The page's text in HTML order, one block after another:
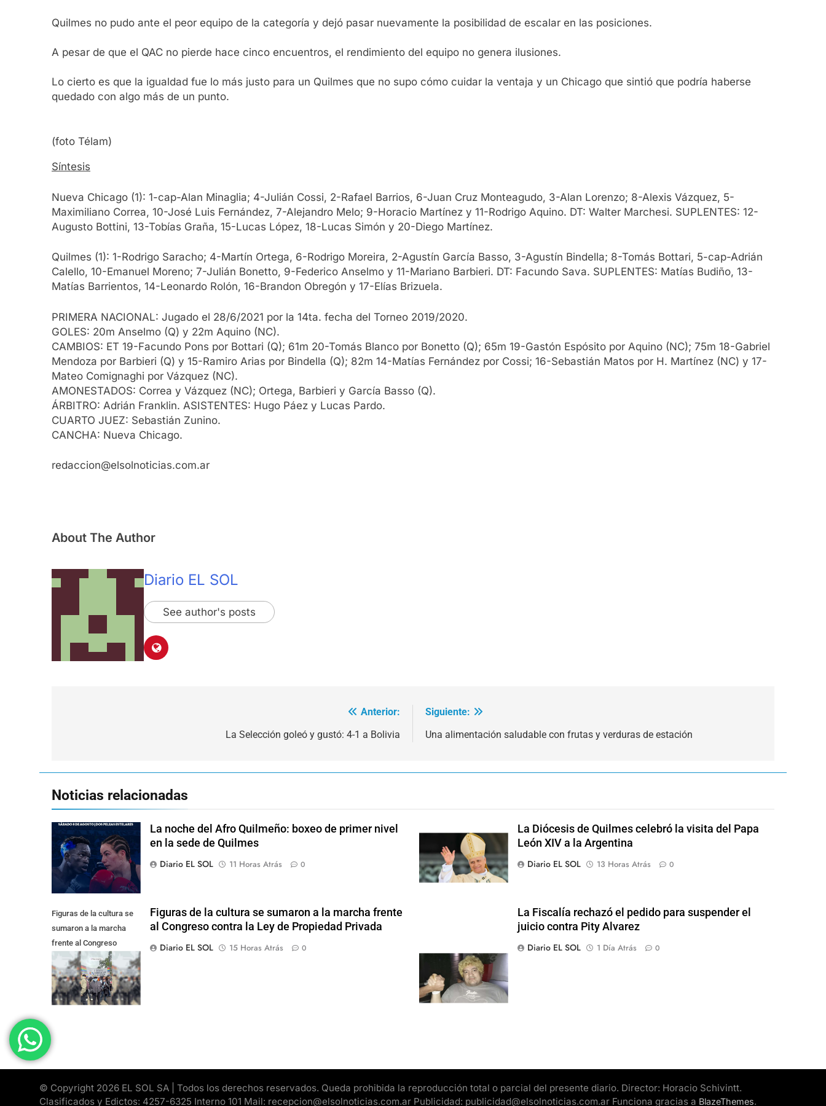
Quilmes no pudo ante el peor equipo de la categoría y dejó pasar nuevamente la posibilidad de escalar en las posiciones.
A pesar de que el QAC no pierde hace cinco encuentros, el rendimiento del equipo no genera ilusiones.
Lo cierto es que la igualdad fue lo más justo para un Quilmes que no supo cómo cuidar la ventaja y un Chicago que sintió que podría haberse
quedado con algo más de un punto.
(foto Télam)
Síntesis
Nueva Chicago (1): 1-cap-Alan Minaglia; 4-Julián Cossi, 2-Rafael Barrios, 6-Juan Cruz Monteagudo, 3-Alan Lorenzo; 8-Alexis Vázquez, 5-
Maximiliano Correa, 10-José Luis Fernández, 7-Alejandro Melo; 9-Horacio Martínez y 11-Rodrigo Aquino. DT: Walter Marchesi. SUPLENTES: 12-
Augusto Bottini, 13-Tobías Graña, 15-Lucas López, 18-Lucas Simón y 20-Diego Martínez.
Quilmes (1): 1-Rodrigo Saracho; 4-Martín Ortega, 6-Rodrigo Moreira, 2-Agustín García Basso, 3-Agustín Bindella; 8-Tomás Bottari, 5-cap-Adrián
Calello, 10-Emanuel Moreno; 7-Julián Bonetto, 9-Federico Anselmo y 11-Mariano Barbieri. DT: Facundo Sava. SUPLENTES: Matías Budiño, 13-
Matías Barrientos, 14-Leonardo Rolón, 16-Brandon Obregón y 17-Elías Brizuela.
PRIMERA NACIONAL: Jugado el 28/6/2021 por la 14ta. fecha del Torneo 2019/2020.
GOLES: 20m Anselmo (Q) y 22m Aquino (NC).
CAMBIOS: ET 19-Facundo Pons por Bottari (Q); 61m 20-Tomás Blanco por Bonetto (Q); 65m 19-Gastón Espósito por Aquino (NC); 75m 18-Gabriel
Mendoza por Barbieri (Q) y 15-Ramiro Arias por Bindella (Q); 82m 14-Matías Fernández por Cossi; 16-Sebastián Matos por H. Martínez (NC) y 17-
Mateo Comignaghi por Vázquez (NC).
AMONESTADOS: Correa y Vázquez (NC); Ortega, Barbieri y García Basso (Q).
ÁRBITRO: Adrián Franklin. ASISTENTES: Hugo Páez y Lucas Pardo.
CUARTO JUEZ: Sebastián Zunino.
CANCHA: Nueva Chicago.
redaccion@elsolnoticias.com.ar
About The Author
Diario EL SOL
See author's posts
Anterior:
La Selección goleó y gustó: 4-1 a Bolivia
Siguiente:
Una alimentación saludable con frutas y verduras de estación
Noticias relacionadas
La noche del Afro Quilmeño: boxeo de primer nivel
en la sede de Quilmes
Diario EL SOL
11 Horas Atrás 0
La Diócesis de Quilmes celebró la visita del Papa
León XIV a la Argentina
Diario EL SOL
13 Horas Atrás 0
Figuras de la cultura se
sumaron a la marcha
frente al Congreso
contra la Ley de
Propiedad Privada
Figuras de la cultura se sumaron a la marcha frente
al Congreso contra la Ley de Propiedad Privada
Diario EL SOL
15 Horas Atrás 0
La Fiscalía rechazó el pedido para suspender el
juicio contra Pity Alvarez
Diario EL SOL
1 Día Atrás 0
© Copyright 2026 EL SOL SA | Todos los derechos reservados. Queda prohibida la reproducción total o parcial del presente diario. Director: Horacio Schivintt.
Clasificados y Edictos: 4257-6325 Interno 101 Mail: recepcion@elsolnoticias.com.ar Publicidad: publicidad@elsolnoticias.com.ar Funciona gracias a BlazeThemes.